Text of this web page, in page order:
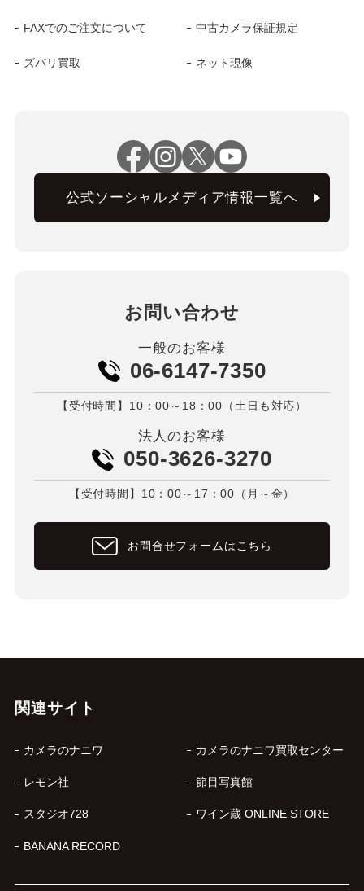
FAXでのご注文について 中古カメラ保証規定
ズバリ買取 ネット現像
公式ソーシャルメディア情報一覧へ
お問い合わせ
一般のお客様
06-6147-7350
【受付時間】10：00～18：00（土日も対応）
法人のお客様
050-3626-3270
【受付時間】10：00～17：00（月～金）
お問合せフォームはこちら
関連サイト
カメラのナニワ カメラのナニワ買取センター
レモン社 節目写真館
スタジオ728 ワイン蔵 ONLINE STORE
BANANA RECORD